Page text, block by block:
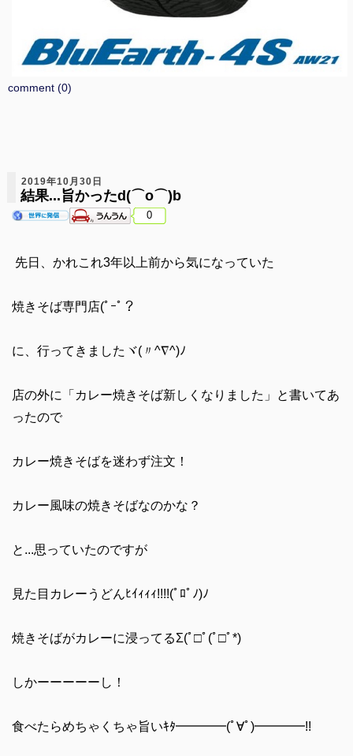
comment (0)
2019年10月30日
結果...旨かったd(⌒o⌒)b
0
先日、かれこれ3年以上前から気になっていた
焼きそば専門店(ﾟｰﾟ？
に、行ってきましたヾ(〃^∇^)ﾉ
店の外に「カレー焼きそば新しくなりました」と書いてあ
ったので
カレー焼きそばを迷わず注文！
カレー風味の焼きそばなのかな？
と...思っていたのですが
見た目カレーうどんﾋｲｨｨｨ!!!!(ﾟﾛﾟﾉ)ﾉ
焼きそばがカレーに浸ってるΣ(ﾟ□ﾟ(ﾟ□ﾟ*)
しかーーーーーし！
食べたらめちゃくちゃ旨いｷﾀ━━━━(ﾟ∀ﾟ)━━━━!!